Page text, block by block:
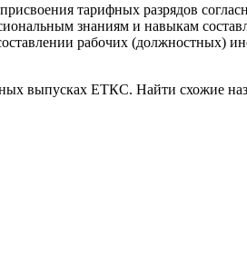
тарифных разрядов
знаниям и навыкам
рабочих (должностных)
выпусках ЕТКС. Найти схожие